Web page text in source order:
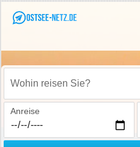
Wohin reisen Sie?
Anreise